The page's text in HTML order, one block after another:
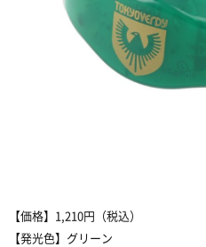
【価格】 1,210円（税込）
【発光色】グリーン